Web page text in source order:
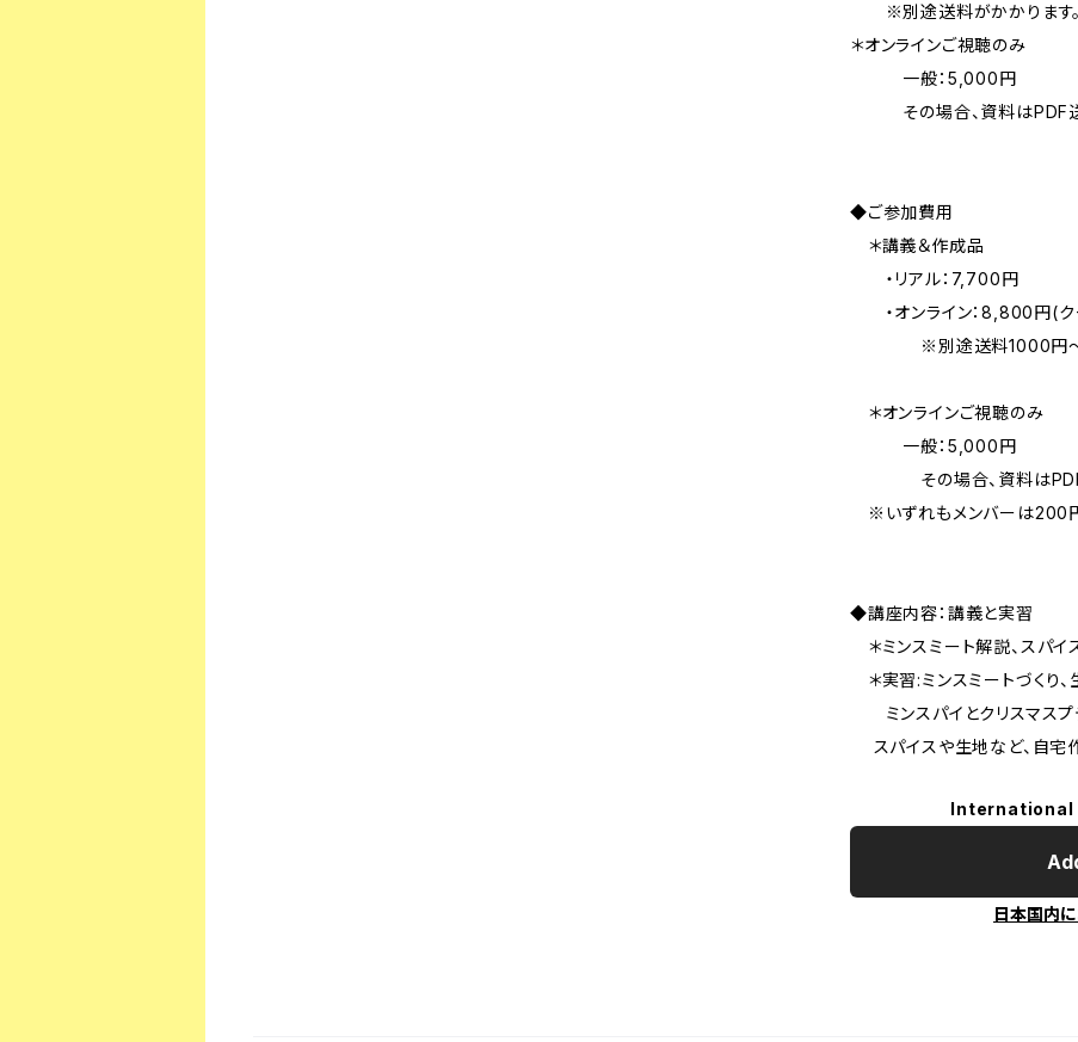
※別途送料がかかります
＊オンラインご視聴のみ
一般：5,000円
その場合、資料はPDF
◆ご参加費用
＊講義＆作成品
・リアル：7,700円
・オンライン：8,800円(ク
※別途送料1000円～か
＊オンラインご視聴のみ
一般：5,000円
その場合、資料は
※いずれもメンバーは200
◆講座内容：講義と実習
＊ミンスミート解説、スパイ
＊実習:ミンスミートづくり、
ミンスパイとクリスマスプ
スパイスや生地など、自宅
International
日本国内